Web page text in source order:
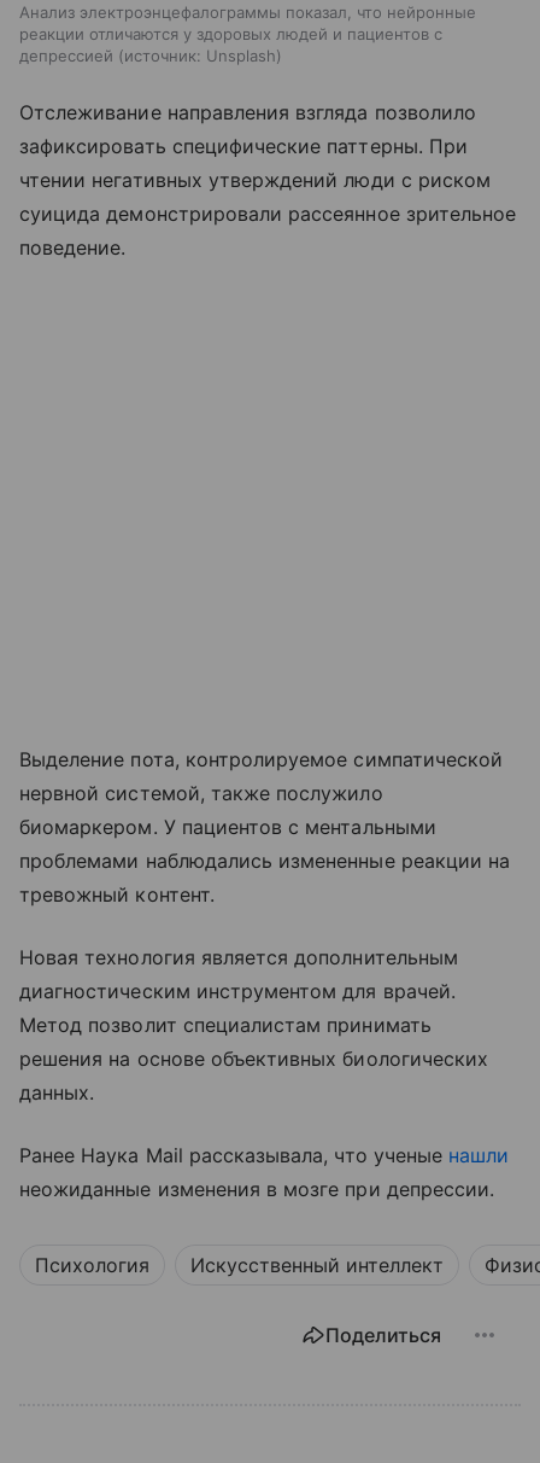
Анализ электроэнцефалограммы показал, что нейронные
реакции отличаются у здоровых людей и пациентов с
депрессией
источник: Unsplash
Отслеживание направления взгляда позволило
зафиксировать специфические паттерны. При
чтении негативных утверждений люди с риском
суицида демонстрировали рассеянное зрительное
поведение.
Выделение пота, контролируемое симпатической
нервной системой, также послужило
биомаркером. У пациентов с ментальными
проблемами наблюдались измененные реакции на
тревожный контент.
Новая технология является дополнительным
диагностическим инструментом для врачей.
Метод позволит специалистам принимать
решения на основе объективных биологических
данных.
Ранее Наука Mail рассказывала, что ученые нашли
неожиданные изменения в мозге при депрессии.
Психология Искусственный интеллект
Поделиться